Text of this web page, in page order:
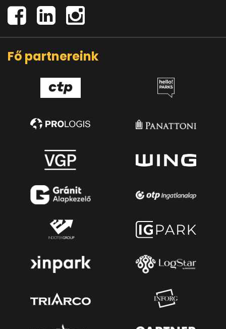
Fő partnereink